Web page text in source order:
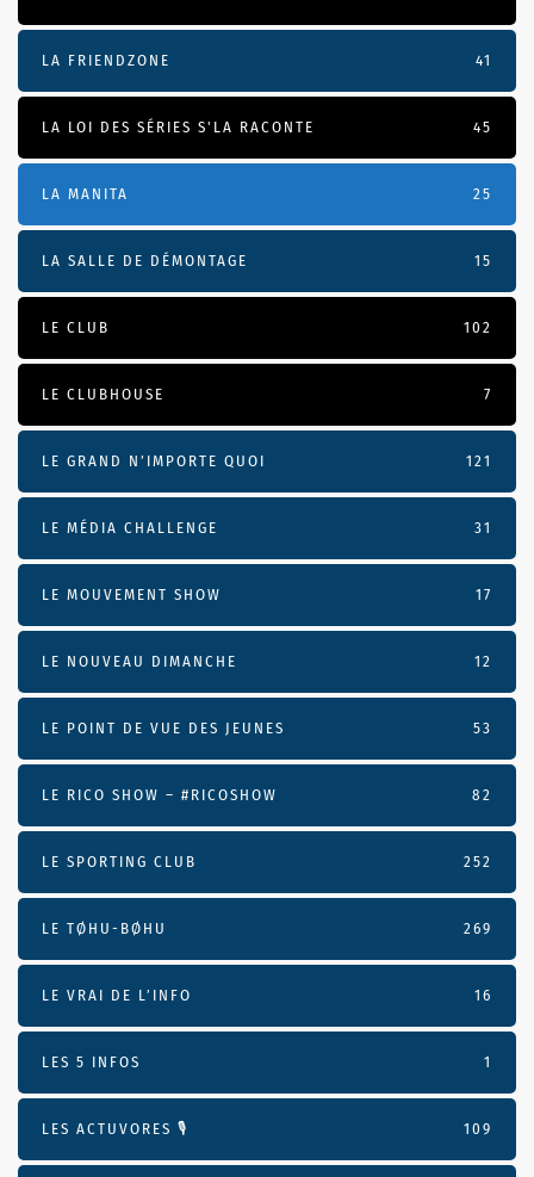
LA FRIENDZONE 41
LA LOI DES SÉRIES S'LA RACONTE 45
LA MANITA 25
LA SALLE DE DÉMONTAGE 15
LE CLUB 102
LE CLUBHOUSE 7
LE GRAND N’IMPORTE QUOI 121
LE MÉDIA CHALLENGE 31
LE MOUVEMENT SHOW 17
LE NOUVEAU DIMANCHE 12
LE POINT DE VUE DES JEUNES 53
LE RICO SHOW – #RICOSHOW 82
LE SPORTING CLUB 252
LE TØHU-BØHU 269
LE VRAI DE L’INFO 16
LES 5 INFOS 1
LES ACTUVORES 🎙 109